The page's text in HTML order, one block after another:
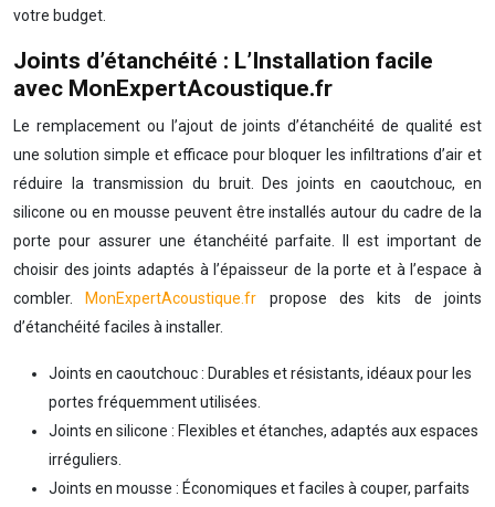
votre budget.
Joints d’étanchéité : L’Installation facile
avec MonExpertAcoustique.fr
Le remplacement ou l’ajout de joints d’étanchéité de qualité est
une solution simple et efficace pour bloquer les infiltrations d’air et
réduire la transmission du bruit. Des joints en caoutchouc, en
silicone ou en mousse peuvent être installés autour du cadre de la
porte pour assurer une étanchéité parfaite. Il est important de
choisir des joints adaptés à l’épaisseur de la porte et à l’espace à
combler.
MonExpertAcoustique.fr propose des kits de joints
d’étanchéité faciles à installer.
Joints en caoutchouc : Durables et résistants, idéaux pour les
portes fréquemment utilisées.
Joints en silicone : Flexibles et étanches, adaptés aux espaces
irréguliers.
Joints en mousse : Économiques et faciles à couper, parfaits